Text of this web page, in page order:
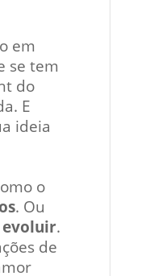
em
se tem
do
E
ideia
o
. Ou
evoluir.
de